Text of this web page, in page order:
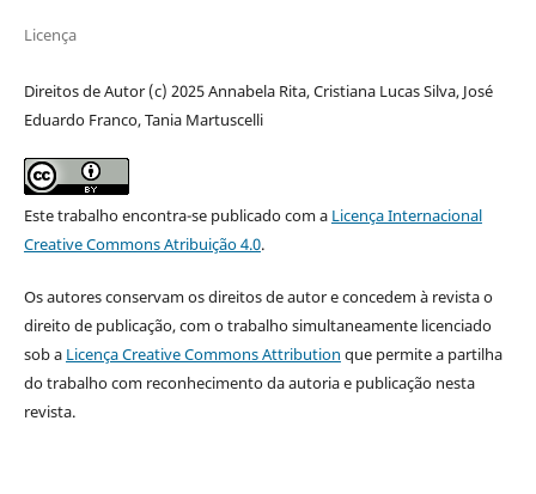
Licença
Direitos de Autor (c) 2025 Annabela Rita, Cristiana Lucas Silva, José
Eduardo Franco, Tania Martuscelli
Este trabalho encontra-se publicado com a Licença Internacional
Creative Commons Atribuição 4.0.
Os autores conservam os direitos de autor e concedem à revista o
direito de publicação, com o trabalho simultaneamente licenciado
sob a Licença Creative Commons Attribution que permite a partilha
do trabalho com reconhecimento da autoria e publicação nesta
revista.